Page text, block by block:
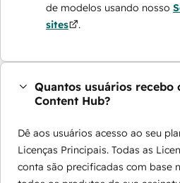
de modelos usando nosso
sites
.
Quantos usuários recebo
Content Hub?
Dê aos usuários acesso ao seu
Licenças Principais. Todas as
conta são precificadas com base